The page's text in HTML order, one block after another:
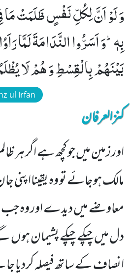
وَ لَوْ اَنَّ لِكُلِّ نَفْسٍ ظَلَمَتْ
بِهٖؕ-وَ اَسَرُّوا النَّدَامَةَ لَمَّا
بَیْنَهُمْ بِالْقِسْطِ وَ هُمْ لَا
ul Irfan
کنزالعرفان
اور زمین میں جو کچھ ہے اگر
مالک ہوجائے تو وہ
معاوضے میں دیدے اور وہ
دل میں چپکے چپکے پشیمان
انصاف کے ساتھ فیصلہ کردیا